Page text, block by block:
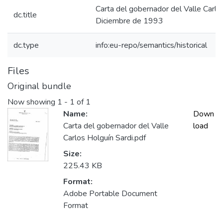
dc.title
Carta del gobernador del Valle
Diciembre de 1993
dc.type info:eu-repo/semantics/historical
Files
Original bundle
Now showing 1 - 1 of 1
Name:
Carta del gobernador del Valle
Carlos Holguín Sardi.pdf
Size:
225.43 KB
Format:
Adobe Portable Document
Format
Down
load